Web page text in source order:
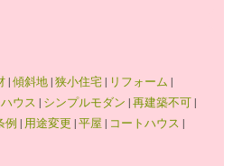
|傾斜地|狭小住宅| リフォーム |
ウス | シンプルモダン |再建築不可|
例 | 用途変更 |平屋 | コートハウス |